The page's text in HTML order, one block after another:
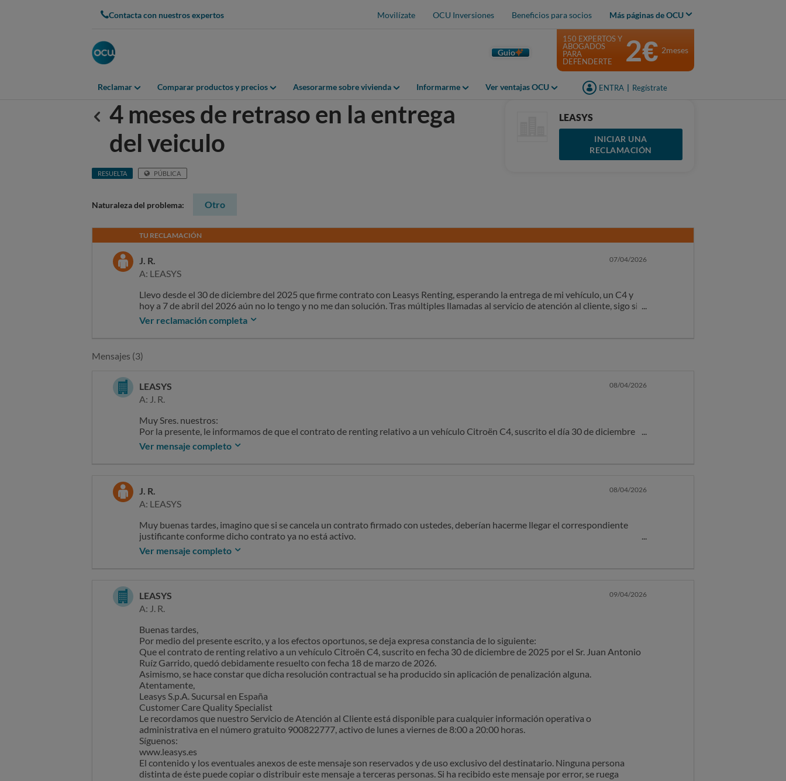
Contacta con nuestros expertos Movilízate OCU Inversiones Beneficios para socios Más páginas de OCU
Guio
Reclamar Comparar productos y precios Asesorarme sobre vivienda Informarme Ver ventajas OCU ENTRA Regístrate
150 EXPERTOS Y
ABOGADOS
PARA
DEFENDERTE
2€ 2meses
Anterior
4 meses de retraso en la entrega
del veiculo
RESUELTA PÚBLICA
LEASYS
INICIAR UNA
RECLAMACIÓN
Naturaleza del problema: Otro
TU RECLAMACIÓN
J. R.
A: LEASYS
07/04/2026
Llevo desde el 30 de diciembre del 2025 que firme contrato con Leasys Renting, esperando la entrega de mi vehículo, un C4 y
hoy a 7 de abril del 2026 aún no lo tengo y no me dan solución. Tras múltiples llamadas al servicio de atención al cliente, sigo sin
solución ni respuesta tras 4 meses de retraso nadie me ha dado una razón ni una solución.
Servicio ineficiente e inexistente.
Pediría que alguien me pueda solucionar la situacion
Ver reclamación completa
Mensajes (3)
LEASYS
A: J. R.
08/04/2026
Muy Sres. nuestros:
Por la presente, le informamos de que el contrato de renting relativo a un vehículo Citroën C4, suscrito el día 30 de diciembre de
2025 con el Sr. Juan Antonio Ruíz Garrido, fue cancelado el pasado 18 de marzo de 2026, sin que se haya aplicado por nuestra
parte penalización alguna.
Lamentamos las molestias que esta situación haya podido ocasionar y quedamos a su disposición para cualquier consulta
adicional que desee realizar.
Atentamente,
Leasys S.p.A. Sucursal en España
Customer Care Quality Specialist
Le recordamos que nuestro Servicio de Atención al Cliente está disponible para cualquier información operativa o
administrativa en el número gratuito 900822777, activo de lunes a viernes de 8:00 a 20:00 horas.
distinta de éste puede copiar o distribuir este mensaje a terceras personas. Si ha recibido este mensaje por error, se ruega
proceda a su eliminación informando de ello al remitente.
--------------- Mensaje original ---------------
Ver mensaje completo
J. R.
A: LEASYS
08/04/2026
Muy buenas tardes, imagino que si se cancela un contrato firmado con ustedes, deberían hacerme llegar el correspondiente
justificante conforme dicho contrato ya no está activo.
A dia de hoy ni ustedes ni su intermediario VAMOS me han hecho llegar ese documento, ni tan solo se me ha comunicado tal
hecho.
Les recuerdo que les he llamado repetidas veces a ustedes y a su intermediario Vamos, sin que ninguno haya sido capaz de
aclararme la situación.
Ver mensaje completo
LEASYS
A: J. R.
09/04/2026
Buenas tardes,
Por medio del presente escrito, y a los efectos oportunos, se deja expresa constancia de lo siguiente:
Que el contrato de renting relativo a un vehículo Citroën C4, suscrito en fecha 30 de diciembre de 2025 por el Sr. Juan Antonio
Ruíz Garrido, quedó debidamente resuelto con fecha 18 de marzo de 2026.
Asimismo, se hace constar que dicha resolución contractual se ha producido sin aplicación de penalización alguna.
Atentamente,
Leasys S.p.A. Sucursal en España
Customer Care Quality Specialist
Le recordamos que nuestro Servicio de Atención al Cliente está disponible para cualquier información operativa o
administrativa en el número gratuito 900822777, activo de lunes a viernes de 8:00 a 20:00 horas.
Síguenos:
www.leasys.es
El contenido y los eventuales anexos de este mensaje son reservados y de uso exclusivo del destinatario. Ninguna persona
distinta de éste puede copiar o distribuir este mensaje a terceras personas. Si ha recibido este mensaje por error, se ruega